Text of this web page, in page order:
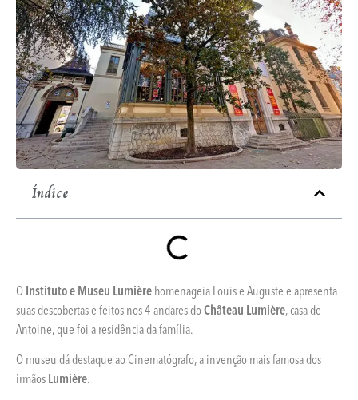
Índice
O Instituto e Museu Lumière homenageia Louis e Auguste e apresenta
suas descobertas e feitos nos 4 andares doChâteau Lumière, casa de
Antoine, que foi a residência da família.
O museu dá destaque ao Cinematógrafo, a invenção mais famosa dos
irmãos Lumière.